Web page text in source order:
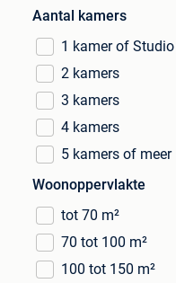
Aantal kamers
1 kamer of Studio
2 kamers
3 kamers
4 kamers
5 kamers of meer
Woonoppervlakte
tot 70 m²
70 tot 100 m²
100 tot 150 m²